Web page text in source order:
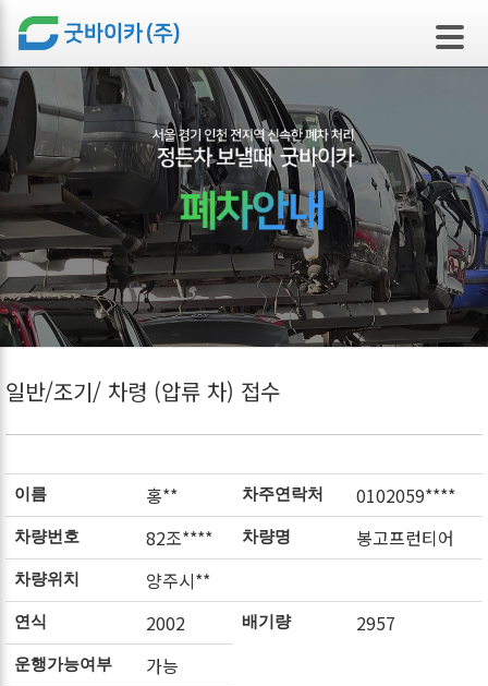
본문 바로가기
일반/조기/ 차령 (압류 차) 접수
이름 홍** 차주연락처 0102059****
차량번호 82조**** 차량명 봉고프런티어
차량위치 양주시**
연식 2002 배기량 2957
운행가능여부 가능